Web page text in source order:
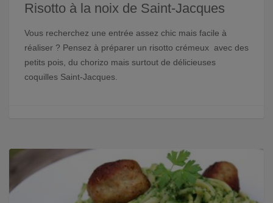
Risotto à la noix de Saint-Jacques
Vous recherchez une entrée assez chic mais facile à
réaliser ? Pensez à préparer un risotto crémeux avec des
petits pois, du chorizo mais surtout de délicieuses
coquilles Saint-Jacques.